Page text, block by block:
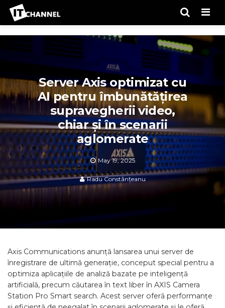
Server Axis optimizat cu
AI pentru îmbunătățirea
supravegherii video,
chiar și în scenarii
aglomerate
May 19, 2025
Radu Constănțeanu
Axis Communications anunță lansarea unui server de
înregistrare de ultimă generație, conceput special pentru a
optimiza aplicațiile de analiză bazate pe inteligență
artificială, precum căutarea în text liber în AXIS Camera
Station Pro Smart search. Acest server oferă performanțe